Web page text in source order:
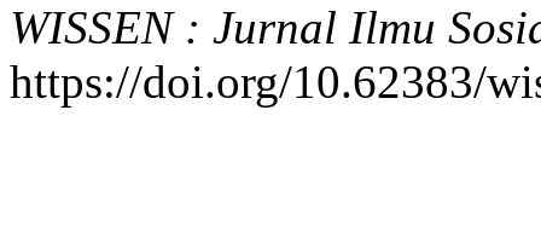
WISSEN : Jurnal Ilmu
https://doi.org/10.62383/